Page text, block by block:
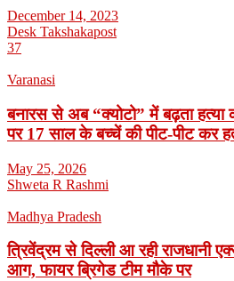
December 14, 2023
Desk Takshakapost
37
Varanasi
बनारस से अब “क्योटो” में बढ़ता हत्या
पर 17 साल के बच्चें की पीट-पीट कर
May 25, 2026
Shweta R Rashmi
Madhya Pradesh
त्रिवेंद्रम से दिल्ली आ रही राजधानी
आग, फायर ब्रिगेड टीम मौके पर